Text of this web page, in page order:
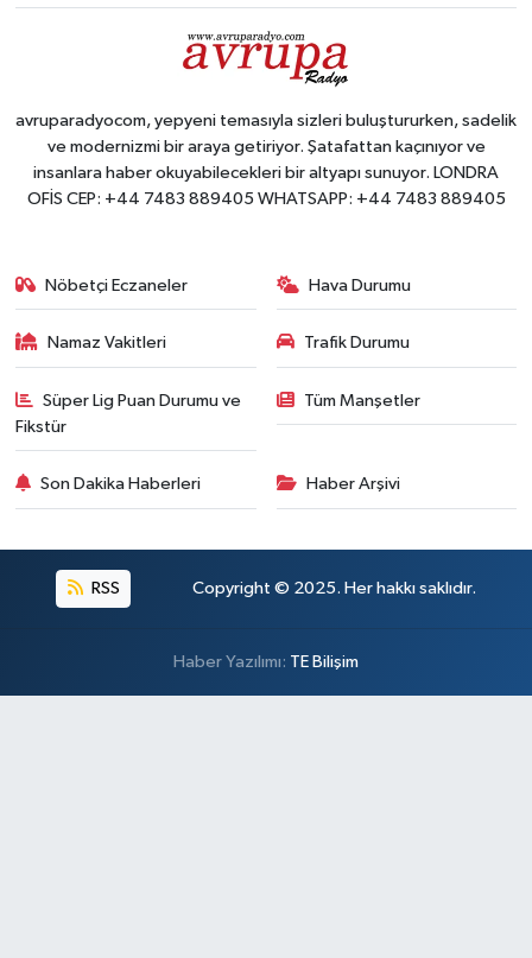
avruparadyocom, yepyeni temasıyla sizleri buluştururken, sadelik
ve modernizmi bir araya getiriyor. Şatafattan kaçınıyor ve
insanlara haber okuyabilecekleri bir altyapı sunuyor. LONDRA
OFİS CEP: +44 7483 889405 WHATSAPP: +44 7483 889405
Nöbetçi Eczaneler Hava Durumu
Namaz Vakitleri Trafik Durumu
Süper Lig Puan Durumu ve
Fikstür
Tüm Manşetler
Son Dakika Haberleri Haber Arşivi
RSS Copyright © 2025. Her hakkı saklıdır.
Haber Yazılımı: TE Bilişim